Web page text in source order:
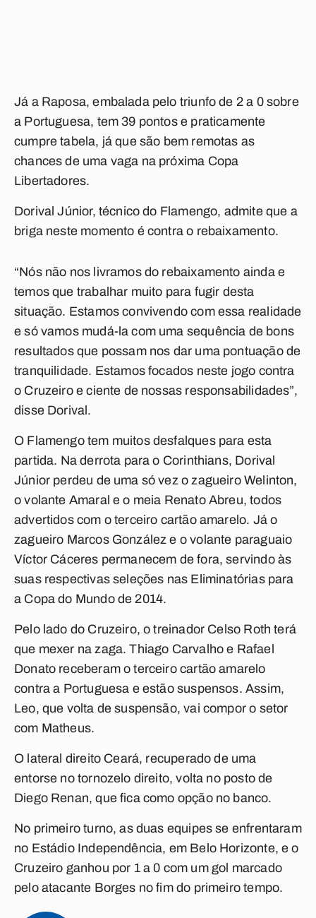
Já a Raposa, embalada pelo triunfo de 2 a 0 sobre
a Portuguesa, tem 39 pontos e praticamente
cumpre tabela, já que são bem remotas as
chances de uma vaga na próxima Copa
Libertadores.
Dorival Júnior, técnico do Flamengo, admite que a
briga neste momento é contra o rebaixamento.
“Nós não nos livramos do rebaixamento ainda e
temos que trabalhar muito para fugir desta
situação. Estamos convivendo com essa realidade
e só vamos mudá-la com uma sequência de bons
resultados que possam nos dar uma pontuação de
tranquilidade. Estamos focados neste jogo contra
o Cruzeiro e ciente de nossas responsabilidades”,
disse Dorival.
O Flamengo tem muitos desfalques para esta
partida. Na derrota para o Corinthians, Dorival
Júnior perdeu de uma só vez o zagueiro Welinton,
o volante Amaral e o meia Renato Abreu, todos
advertidos com o terceiro cartão amarelo. Já o
zagueiro Marcos González e o volante paraguaio
Víctor Cáceres permanecem de fora, servindo às
suas respectivas seleções nas Eliminatórias para
a Copa do Mundo de 2014.
Pelo lado do Cruzeiro, o treinador Celso Roth terá
que mexer na zaga. Thiago Carvalho e Rafael
Donato receberam o terceiro cartão amarelo
contra a Portuguesa e estão suspensos. Assim,
Leo, que volta de suspensão, vai compor o setor
com Matheus.
O lateral direito Ceará, recuperado de uma
entorse no tornozelo direito, volta no posto de
Diego Renan, que fica como opção no banco.
No primeiro turno, as duas equipes se enfrentaram
no Estádio Independência, em Belo Horizonte, e o
Cruzeiro ganhou por 1 a 0 com um gol marcado
pelo atacante Borges no fim do primeiro tempo.